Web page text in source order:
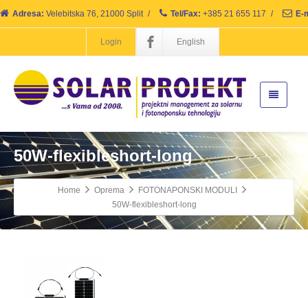
Adresa: Velebitska 76, 21000 Split / Tel/Fax: +385 21 655 117 / E-
Login English
50W-flexibleshort-long
Home Oprema
FOTONAPONSKI MODULI
50W-flexibleshort-long